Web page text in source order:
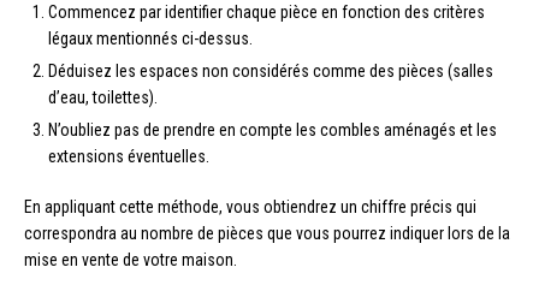
Commencez par identifier chaque pièce en fonction des critères
légaux mentionnés ci-dessus.
Déduisez les espaces non considérés comme des pièces (salles
d’eau, toilettes).
N’oubliez pas de prendre en compte les combles aménagés et les
extensions éventuelles.
En appliquant cette méthode, vous obtiendrez un chiffre précis qui
correspondra au nombre de pièces que vous pourrez indiquer lors de la
mise en vente de votre maison.